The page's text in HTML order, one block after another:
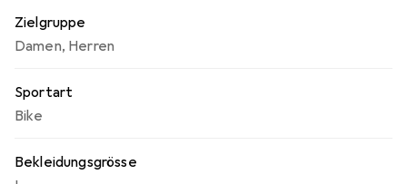
Zielgruppe
Damen, Herren
Sportart
Bike
Bekleidungsgrösse